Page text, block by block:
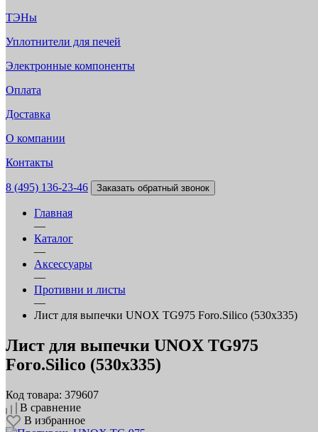
ТЭНы
Уплотнители для печей
Электронные компоненты
Оплата
Доставка
О компании
Контакты
8 (495) 136-23-46 Заказать обратный звонок
Главная
—
Каталог
—
Аксессуары
—
Противни и листы
—
Лист для выпечки UNOX TG975 Foro.Silico (530х335)
Лист для выпечки UNOX TG975
Foro.Silico (530х335)
Код товара: 379607
В сравнение
В избранное